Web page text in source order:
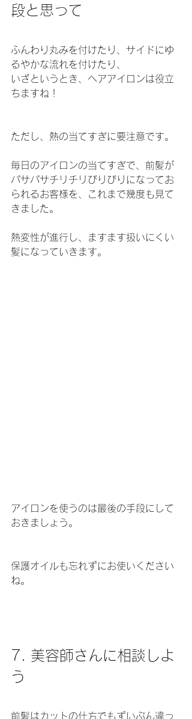
段と思って
ふんわり丸みを付けたり、サイドにゆ
るやかな流れを付けたり、
いざというとき、ヘアアイロンは役立
ちますね！
ただし、熱の当てすぎに要注意です。
毎日のアイロンの当てすぎで、前髪が
パサパサチリチリびりびりになってお
られるお客様を、これまで幾度も見て
きました。
熱変性が進行し、ますます扱いにくい
髪になっていきます。
アイロンを使うのは最後の手段にして
おきましょう。
保護オイルも忘れずにお使いください
ね。
7. 美容師さんに相談しよ
う
前髪はカットの仕方でもずいぶん違っ